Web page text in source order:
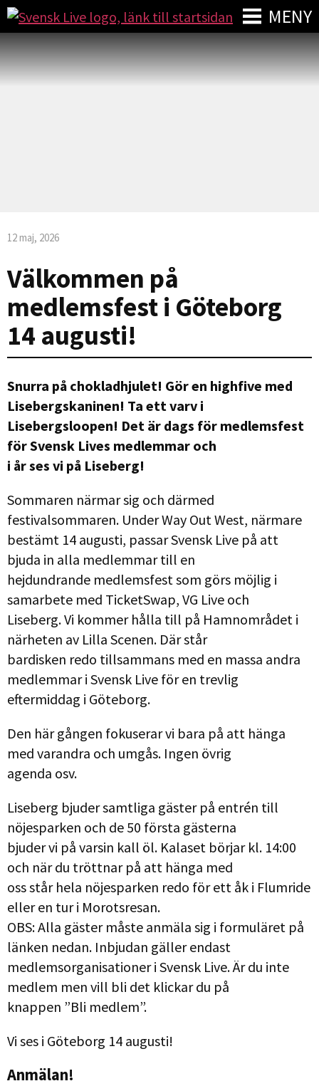
MENY
12 maj, 2026
Välkommen på
medlemsfest i Göteborg
14 augusti!
Snurra på chokladhjulet! Gör en high­five med
Lisebergskaninen! Ta ett varv i
Lisebergs­loopen! Det är dags för medlemsfest
för Svensk Lives medlemmar och
i år ses vi på Liseberg!
Sommaren närmar sig och därmed
festivalsommaren. Under Way Out West, närmare
bestämt 14 augusti, passar Svensk Live på att
bjuda in alla medlemmar till en
hejdundrande medlemsfest som görs möjlig i
samarbete med TicketSwap, VG Live och
Liseberg. Vi kommer hålla till på Hamnområdet i
närheten av Lilla Scenen. Där står
bardisken redo tillsammans med en massa andra
medlemmar i Svensk Live för en trevlig
eftermiddag i Göteborg.
Den här gången fokuserar vi bara på att hänga
med varandra och umgås. Ingen övrig
agenda osv.
Liseberg bjuder samtliga gäster på entrén till
nöjesparken och de 50 första gästerna
bjuder vi på varsin kall öl. Kalaset börjar kl. 14:00
och när du tröttnar på att hänga med
oss står hela nöjesparken redo för ett åk i Flumride
eller en tur i Morotsresan.
OBS: Alla gäster måste anmäla sig i formuläret på
länken nedan. Inbjudan gäller endast
medlemsorganisationer i Svensk Live. Är du inte
medlem men vill bli det klickar du på
knappen ”Bli medlem”.
Vi ses i Göteborg 14 augusti!
Anmälan!